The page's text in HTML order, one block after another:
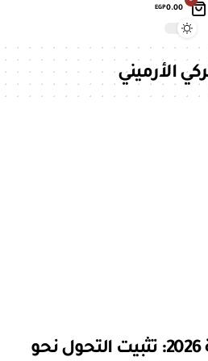
EGP0.00
الأرميني
الانتخابات الأرمينية 2026: تثبيت التحول نحو